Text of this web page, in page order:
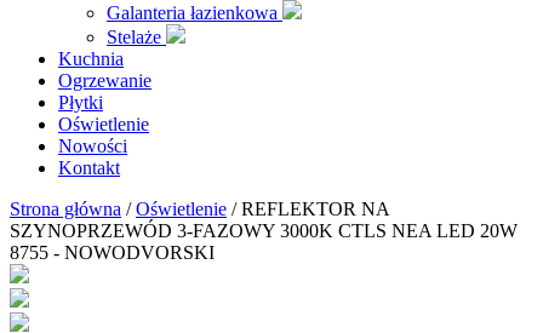
Galanteria łazienkowa
Stelaże
Kuchnia
Ogrzewanie
Płytki
Oświetlenie
Nowości
Kontakt
Strona główna /Oświetlenie / REFLEKTOR NA
SZYNOPRZEWÓD 3-FAZOWY 3000K CTLS NEA LED 20W
8755 - NOWODVORSKI